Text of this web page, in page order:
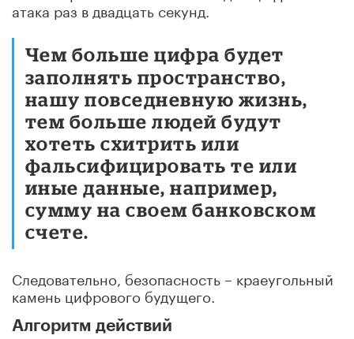
атака раз в двадцать секунд.
Чем больше цифра будет
заполнять пространство,
нашу повседневную жизнь,
тем больше людей будут
хотеть схитрить или
фальсифицировать те или
иные данные, например,
сумму на своем банковском
счете.
Следовательно, безопасность – краеугольный
камень цифрового будущего.
Алгоритм действий